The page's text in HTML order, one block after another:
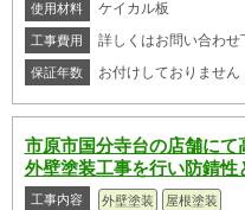
使用材料 ケイカル板
工事費用 詳しくはお問い合わせ
保証年数 お付けしておりません
市原市国分寺台の店舗に
外壁塗装工事を行い防錆性
工事内容 外壁塗装
屋根塗装